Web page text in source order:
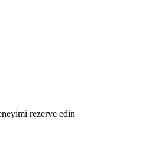
rezerve edin